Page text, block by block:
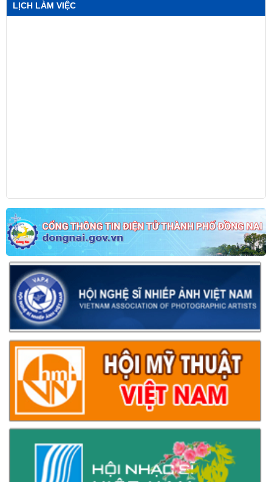
LỊCH LÀM VIỆC